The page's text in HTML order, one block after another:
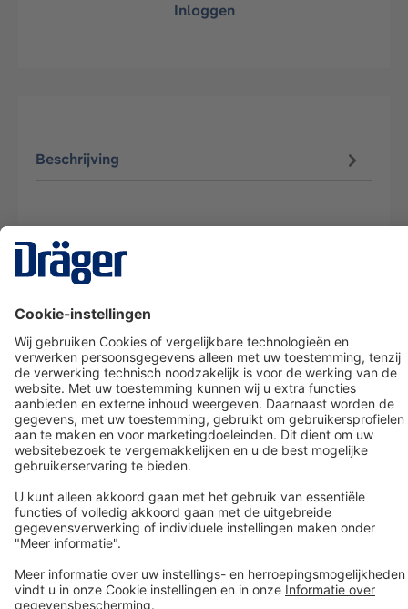
Inloggen
Beschrijving
Dräger klantenservice
Over Dräger
Bestellen in onze webshop
Community